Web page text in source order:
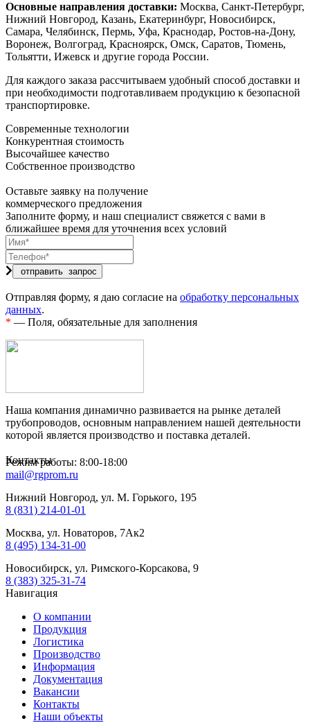
Основные направления доставки: Москва, Санкт-Петербург,
Нижний Новгород, Казань, Екатеринбург, Новосибирск,
Самара, Челябинск, Пермь, Уфа, Краснодар, Ростов-на-Дону,
Воронеж, Волгоград, Красноярск, Омск, Саратов, Тюмень,
Тольятти, Ижевск и другие города России.
Для каждого заказа рассчитываем удобный способ доставки и
при необходимости подготавливаем продукцию к безопасной
транспортировке.
Современные технологии
Конкурентная стоимость
Высочайшее качество
Собственное производство
Оставьте заявку на получение
коммерческого предложения
Заполните форму, и наш специалист свяжется с вами в
ближайшее время для уточнения всех условий
Отправляя форму, я даю согласие на обработку персональных
данных.
* — Поля, обязательные для заполнения
Наша компания динамично развивается на рынке деталей
трубопроводов, основным направлением нашей деятельности
которой является производство и поставка деталей.
Контакты
Режим работы: 8:00-18:00
mail@rgprom.ru
Нижний Новгород, ул. М. Горького, 195
8 (831) 214-01-01
Москва, ул. Новаторов, 7Ак2
8 (495) 134-31-00
Новосибирск, ул. Римского-Корсакова, 9
8 (383) 325-31-74
Навигация
О компании
Продукция
Логистика
Производство
Информация
Документация
Вакансии
Контакты
Наши объекты